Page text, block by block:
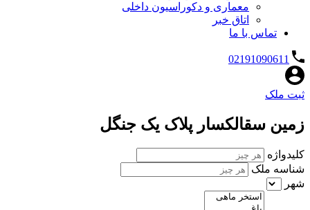
معماری و دکوراسیون داخلی
اتاق خبر
تماس با ما
02191090611
ثبت ملک
زمین سقالکسار پلاک یک جنگل
کلیدواژه
شناسه ملک
شهر